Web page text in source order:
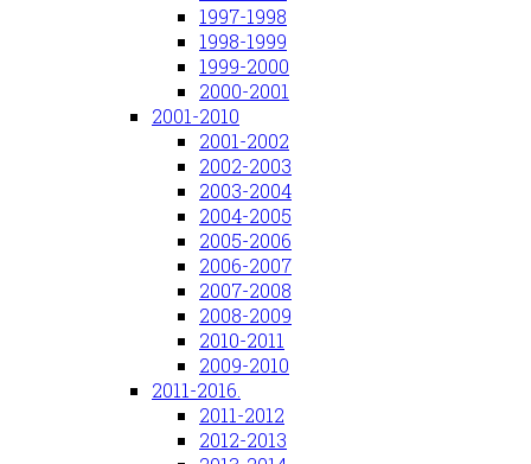
1997-1998
1998-1999
1999-2000
2000-2001
2001-2010
2001-2002
2002-2003
2003-2004
2004-2005
2005-2006
2006-2007
2007-2008
2008-2009
2010-2011
2009-2010
2011-2016.
2011-2012
2012-2013